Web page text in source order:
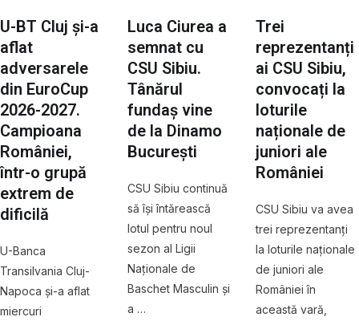
U-BT Cluj și-a
aflat
adversarele
din EuroCup
2026-2027.
Campioana
României,
într-o grupă
extrem de
dificilă
U-Banca
Transilvania Cluj-
Napoca și-a aflat
miercuri
Luca Ciurea a
semnat cu
CSU Sibiu.
Tânărul
fundaș vine
de la Dinamo
București
CSU Sibiu continuă
să își întărească
lotul pentru noul
sezon al Ligii
Naționale de
Baschet Masculin și
a …
Trei
reprezentanți
ai CSU Sibiu,
convocați la
loturile
naționale de
juniori ale
României
CSU Sibiu va avea
trei reprezentanți
la loturile naționale
de juniori ale
României în
această vară,